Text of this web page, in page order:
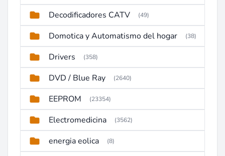
Decodificadores CATV (49)
Domotica y Automatismo del hogar (38)
Drivers (358)
DVD / Blue Ray (2640)
EEPROM (23354)
Electromedicina (3562)
energia eolica (8)